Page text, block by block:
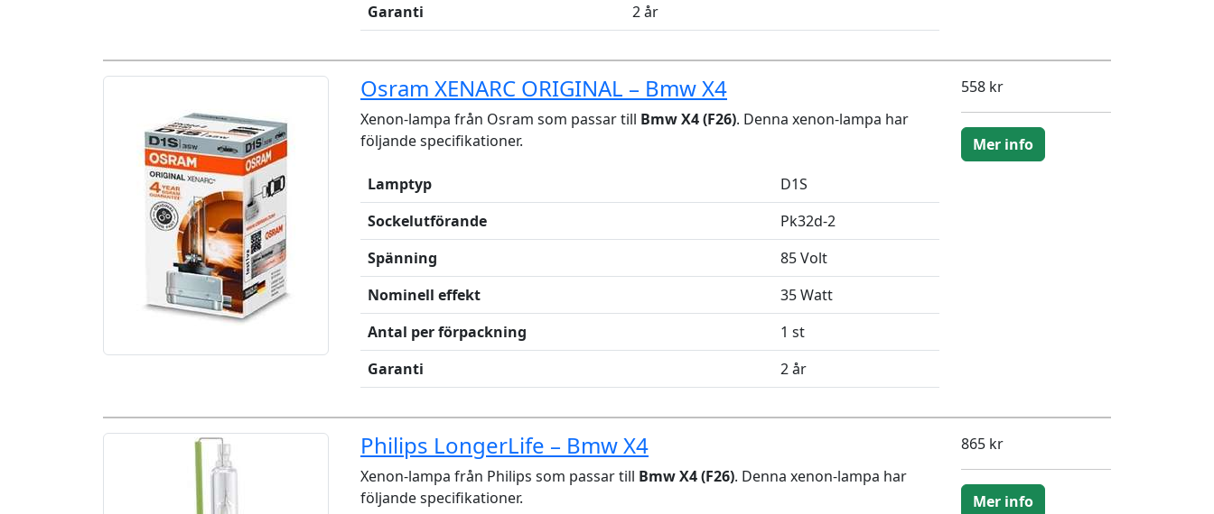
Garanti
2 år
Osram XENARC ORIGINAL – Bmw X4
Xenon-lampa från Osram som passar till Bmw X4 (F26). Denna xenon-lampa har
följande specifikationer.
Lamptyp
D1S
Sockelutförande
Pk32d-2
Spänning
85 Volt
Nominell effekt
35 Watt
Antal per förpackning
1 st
Garanti
2 år
558 kr
Mer info
Philips LongerLife – Bmw X4
Xenon-lampa från Philips som passar till Bmw X4 (F26). Denna xenon-lampa har
följande specifikationer.
865 kr
Mer info